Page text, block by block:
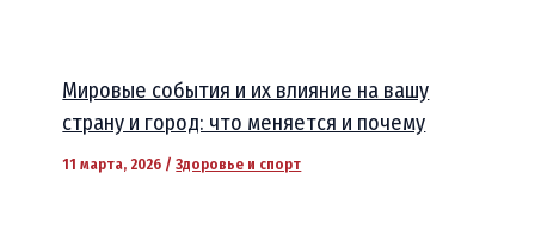
Мировые события и их влияние на вашу
страну и город: что меняется и почему
11 марта, 2026 /Здоровье и спорт